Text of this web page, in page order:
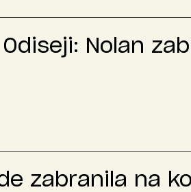
Nolan
zabranila na